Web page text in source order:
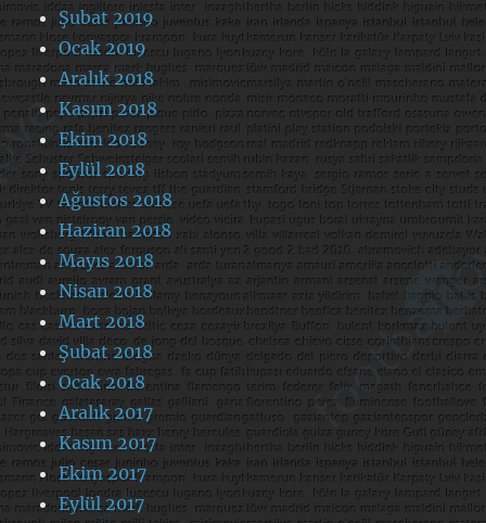
Şubat 2019
Ocak 2019
Aralık 2018
Kasım 2018
Ekim 2018
Eylül 2018
Ağustos 2018
Haziran 2018
Mayıs 2018
Nisan 2018
Mart 2018
Şubat 2018
Ocak 2018
Aralık 2017
Kasım 2017
Ekim 2017
Eylül 2017